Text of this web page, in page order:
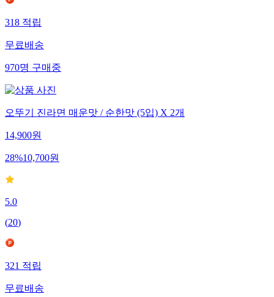
318적립
무료배송
970명구매중
오뚜기 진라면 매운맛 / 순한맛 (5입) X 2개
14,900원
28%10,700원
5.0
(20)
321적립
무료배송